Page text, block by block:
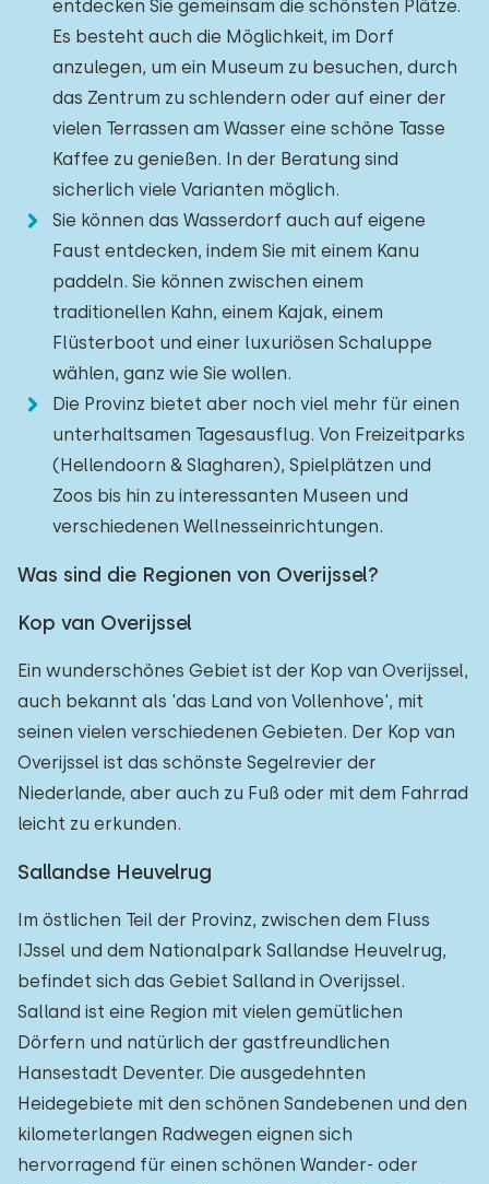
entdecken Sie gemeinsam die schönsten Plätze.
Es besteht auch die Möglichkeit, im Dorf
anzulegen, um ein Museum zu besuchen, durch
das Zentrum zu schlendern oder auf einer der
vielen Terrassen am Wasser eine schöne Tasse
Kaffee zu genießen. In der Beratung sind
sicherlich viele Varianten möglich.
Sie können das Wasserdorf auch auf eigene
Faust entdecken, indem Sie mit einem Kanu
paddeln. Sie können zwischen einem
traditionellen Kahn, einem Kajak, einem
Flüsterboot und einer luxuriösen Schaluppe
wählen, ganz wie Sie wollen.
Die Provinz bietet aber noch viel mehr für einen
unterhaltsamen Tagesausflug. Von Freizeitparks
(Hellendoorn & Slagharen), Spielplätzen und
Zoos bis hin zu interessanten Museen und
verschiedenen Wellnesseinrichtungen.
Was sind die Regionen von Overijssel?
Kop van Overijssel
Ein wunderschönes Gebiet ist der Kop van Overijssel,
auch bekannt als 'das Land von Vollenhove', mit
seinen vielen verschiedenen Gebieten. Der Kop van
Overijssel ist das schönste Segelrevier der
Niederlande, aber auch zu Fuß oder mit dem Fahrrad
leicht zu erkunden.
Sallandse Heuvelrug
Im östlichen Teil der Provinz, zwischen dem Fluss
IJssel und dem Nationalpark Sallandse Heuvelrug,
befindet sich das Gebiet Salland in Overijssel.
Salland ist eine Region mit vielen gemütlichen
Dörfern und natürlich der gastfreundlichen
Hansestadt Deventer. Die ausgedehnten
Heidegebiete mit den schönen Sandebenen und den
kilometerlangen Radwegen eignen sich
hervorragend für einen schönen Wander- oder